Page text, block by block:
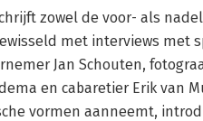
zowel de voor- als
met interviews met
Jan Schouten,
en cabaretier Erik van
vormen aanneemt,